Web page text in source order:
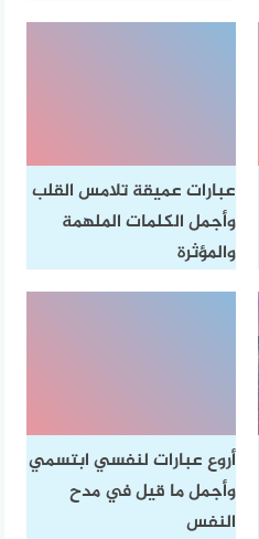
عبارات عميقة تلامس القلب
وأجمل الكلمات الملهمة
والمؤثرة
أروع عبارات لنفسي ابتسمي
وأجمل ما قيل في مدح
النفس